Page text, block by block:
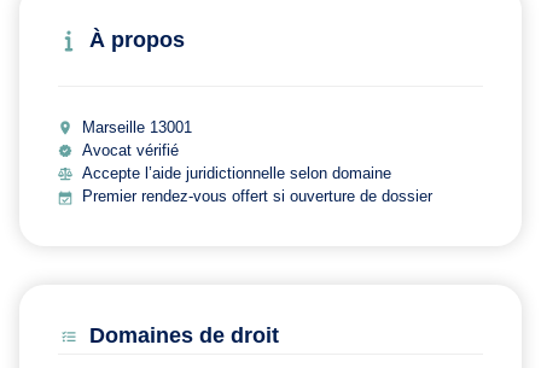
À propos
Marseille 13001
Avocat vérifié
Accepte l’aide juridictionnelle selon domaine
Premier rendez-vous offert si ouverture de dossier
Domaines de droit